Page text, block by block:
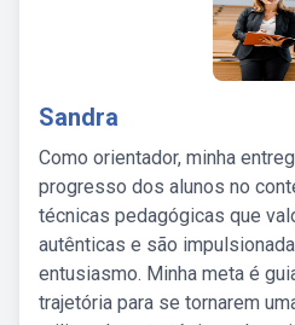
Sandra
Como orientador, minha
progresso dos alunos no
técnicas pedagógicas que
autênticas e são
entusiasmo. Minha meta é
trajetória para se tornarem